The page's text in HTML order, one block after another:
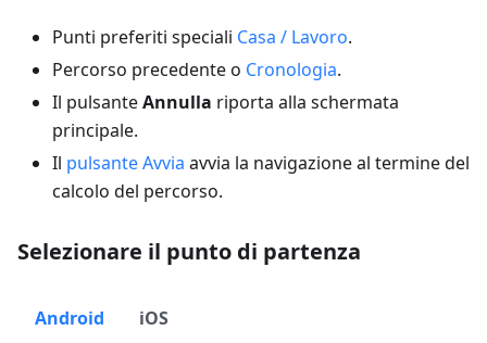
Punti preferiti speciali Casa / Lavoro.
Percorso precedente o Cronologia.
Il pulsanteAnnulla riporta alla schermata
principale.
Il pulsante Avvia avvia la navigazione al termine del
calcolo del percorso.
Selezionare il punto di partenza
Android iOS